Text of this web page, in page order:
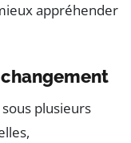
appréhender
plusieurs